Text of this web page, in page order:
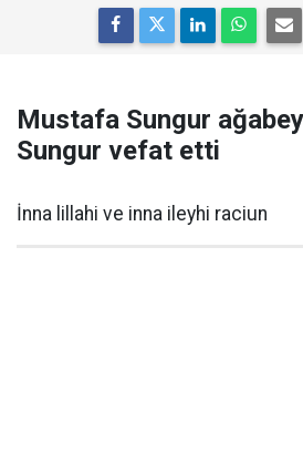
Mustafa Sungur
Sungur vefat etti
İnna lillahi ve inna ileyhi raciun